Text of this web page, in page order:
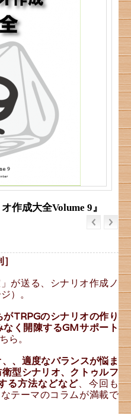
作成大全Volume 9』
が送る、シナリオ作成ノ
）。
TRPGのシナリオの作り
く開陳するGMサポート
ら。
、適度なバランスが悩ま
型シナリオ、クトゥルフ
る方法などなど、今回も
テーマのコラムが満載で